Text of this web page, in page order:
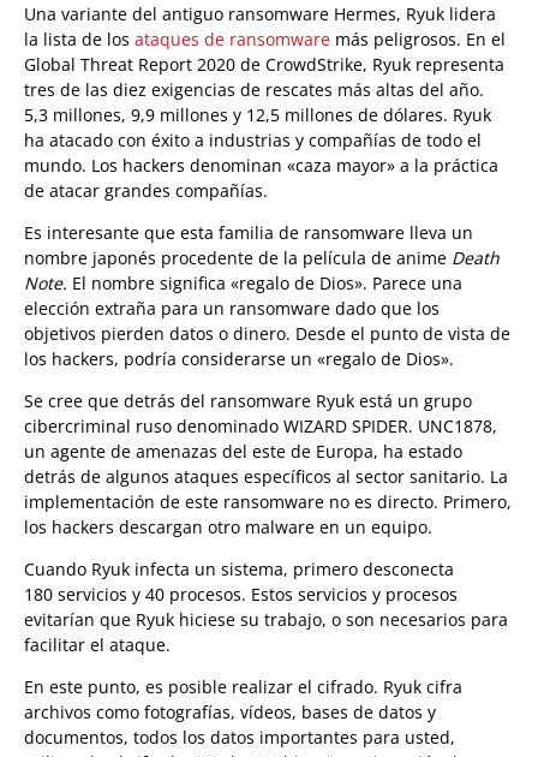
Una variante del antiguo ransomware Hermes, Ryuk lidera
la lista de los ataques de ransomware más peligrosos. En el
Global Threat Report 2020 de CrowdStrike, Ryuk representa
tres de las diez exigencias de rescates más altas del año.
5,3 millones, 9,9 millones y 12,5 millones de dólares. Ryuk
ha atacado con éxito a industrias y compañías de todo el
mundo. Los hackers denominan «caza mayor» a la práctica
de atacar grandes compañías.
Es interesante que esta familia de ransomware lleva un
nombre japonés procedente de la película de anime Death
Note. El nombre significa «regalo de Dios». Parece una
elección extraña para un ransomware dado que los
objetivos pierden datos o dinero. Desde el punto de vista de
los hackers, podría considerarse un «regalo de Dios».
Se cree que detrás del ransomware Ryuk está un grupo
cibercriminal ruso denominado WIZARD SPIDER. UNC1878,
un agente de amenazas del este de Europa, ha estado
detrás de algunos ataques específicos al sector sanitario. La
implementación de este ransomware no es directo. Primero,
los hackers descargan otro malware en un equipo.
Cuando Ryuk infecta un sistema, primero desconecta
180 servicios y 40 procesos. Estos servicios y procesos
evitarían que Ryuk hiciese su trabajo, o son necesarios para
facilitar el ataque.
En este punto, es posible realizar el cifrado. Ryuk cifra
archivos como fotografías, vídeos, bases de datos y
documentos, todos los datos importantes para usted,